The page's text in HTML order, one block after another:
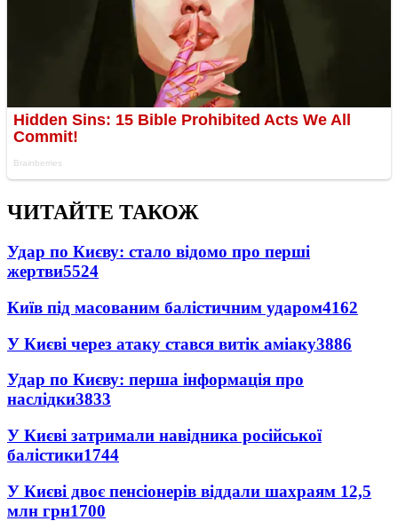
ЧИТАЙТЕ ТАКОЖ
Удар по Києву: стало відомо про перші
жертви5524
Київ під масованим балістичним ударом4162
У Києві через атаку стався витік аміаку3886
Удар по Києву: перша інформація про
наслідки3833
У Києві затримали навідника російської
балістики1744
У Києві двоє пенсіонерів віддали шахраям 12,5
млн грн1700